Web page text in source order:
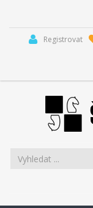
Registrovat